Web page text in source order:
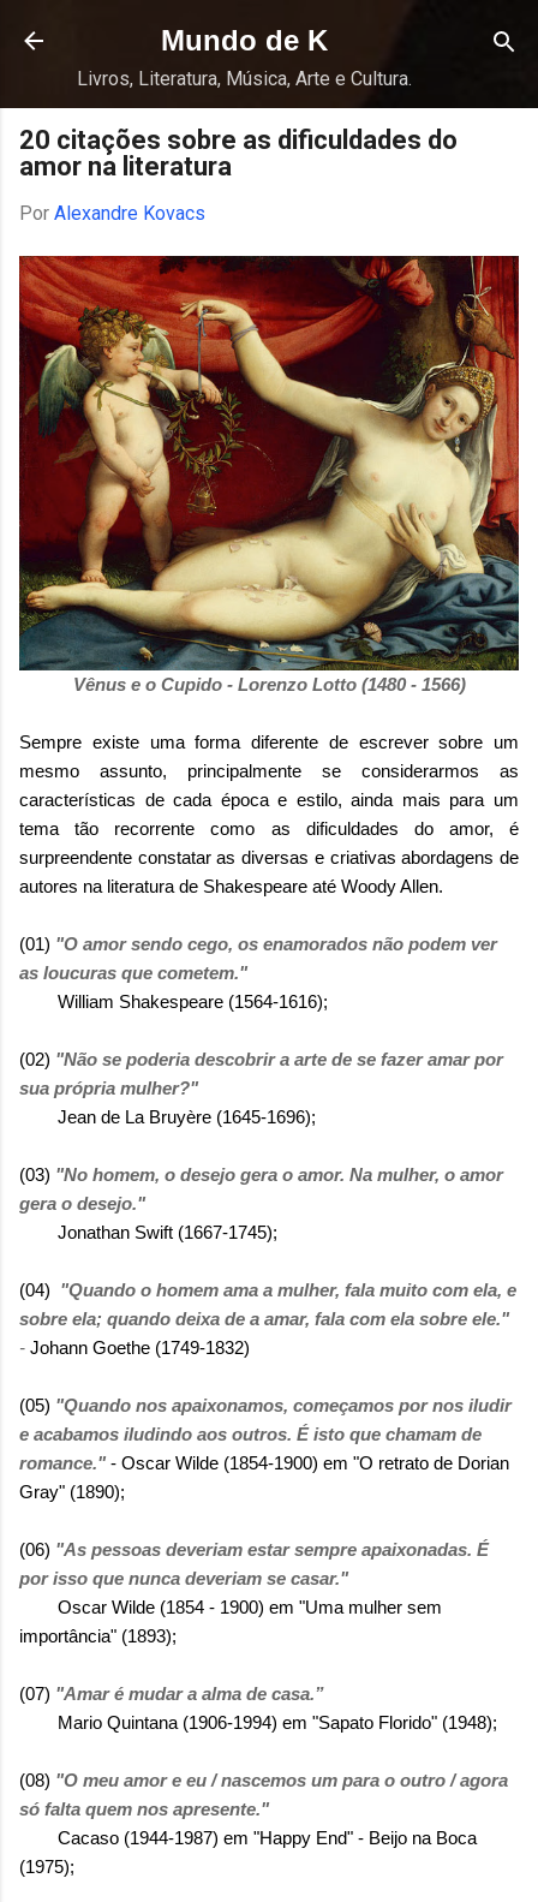
Pular para o conteúdo principal
Mundo de K
Livros, Literatura, Música, Arte e Cultura.
20 citações sobre as dificuldades do
amor na literatura
Por Alexandre Kovacs
Vênus e o Cupido - Lorenzo Lotto (1480 - 1566)
Sempre existe uma forma diferente de escrever sobre um
mesmo assunto, principalmente se considerarmos as
características de cada época e estilo, ainda mais para um
tema tão recorrente como as dificuldades do amor, é
surpreendente constatar as diversas e criativas abordagens de
autores na literatura de Shakespeare até Woody Allen.
(01) "O amor sendo cego, os enamorados não podem ver
as loucuras que cometem."
William Shakespeare (1564-1616);
(02) "Não se poderia descobrir a arte de se fazer amar por
sua própria mulher?"
Jean de La Bruyère (1645-1696);
(03) "No homem, o desejo gera o amor. Na mulher, o amor
gera o desejo."
Jonathan Swift (1667-1745);
(04) "Quando o homem ama a mulher, fala muito com ela, e
sobre ela; quando deixa de a amar, fala com ela sobre ele."
- Johann Goethe (1749-1832)
(05) "Quando nos apaixonamos, começamos por nos iludir
e acabamos iludindo aos outros. É isto que chamam de
romance." - Oscar Wilde (1854-1900) em "O retrato de Dorian
Gray" (1890);
(06) "As pessoas deveriam estar sempre apaixonadas. É
por isso que nunca deveriam se casar."
Oscar Wilde (1854 - 1900) em "Uma mulher sem
importância" (1893);
(07) "Amar é mudar a alma de casa.”
Mario Quintana (1906-1994) em "Sapato Florido" (1948);
(08) "O meu amor e eu / nascemos um para o outro / agora
só falta quem nos apresente."
Cacaso (1944-1987) em "Happy End" - Beijo na Boca
(1975);